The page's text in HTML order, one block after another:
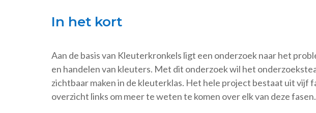
In het kort
Aan de basis van Kleuterkronkels ligt een onderzoek naar het
en handelen van kleuters. Met dit onderzoek wil het
zichtbaar maken in de kleuterklas. Het hele project bestaat uit vijf
overzicht links om meer te weten te komen over elk van deze fasen.